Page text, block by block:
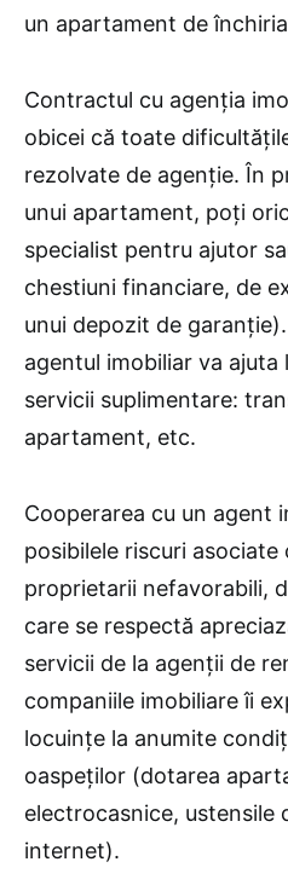
un apartament de
Contractul cu agenția
obicei că toate
rezolvate de agenție. În
unui apartament, poți
specialist pentru ajutor
chestiuni financiare, de
unui depozit de
agentul imobiliar va ajuta
servicii suplimentare:
apartament, etc.
Cooperarea cu un agent
posibilele riscuri asociate
proprietarii nefavorabili,
care se respectă
servicii de la agenții de
companiile imobiliare îi
locuințe la anumite
oaspeților (dotarea
electrocasnice, ustensile
internet).